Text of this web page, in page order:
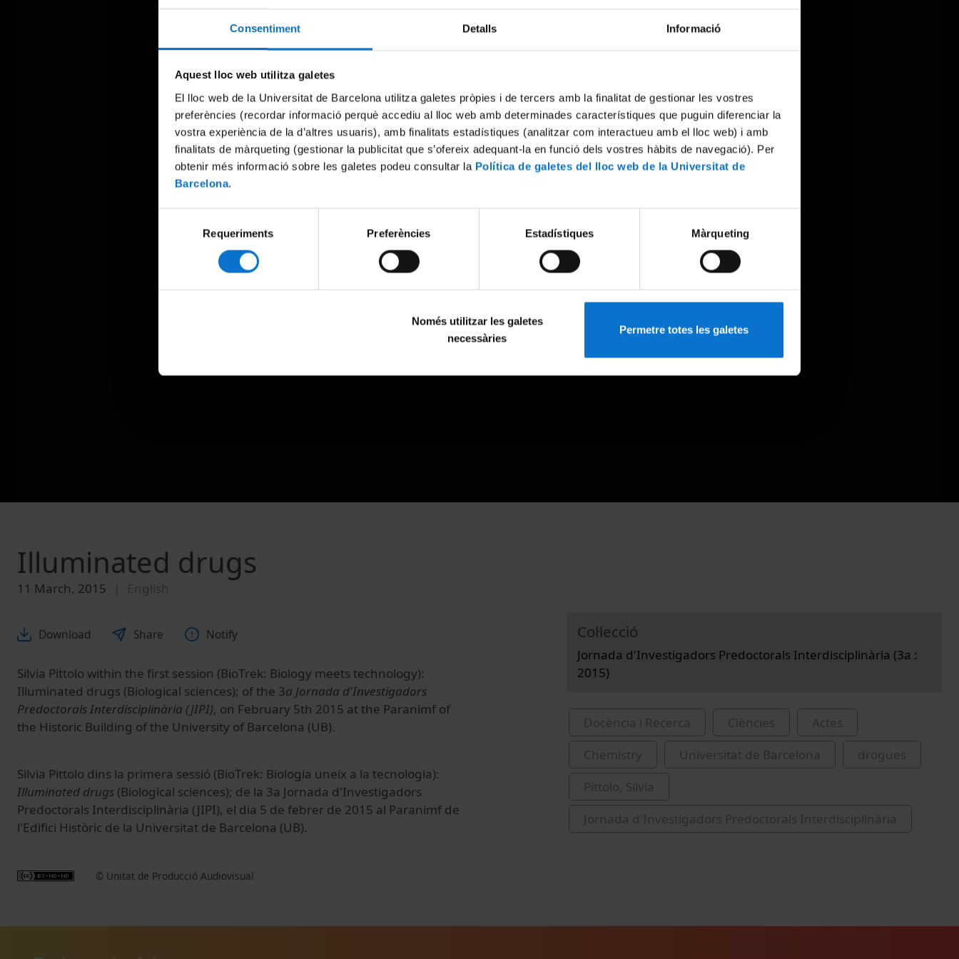
Consentiment Detalls Informació
Aquest lloc web utilitza galetes
El lloc web de la Universitat de Barcelona utilitza galetes pròpies i de tercers amb la finalitat de gestionar les vostres
preferències (recordar informació perquè accediu al lloc web amb determinades característiques que puguin diferenciar la
vostra experiència de la d’altres usuaris), amb finalitats estadístiques (analitzar com interactueu amb el lloc web) i amb
finalitats de màrqueting (gestionar la publicitat que s’ofereix adequant-la en funció dels vostres hàbits de navegació). Per
obtenir més informació sobre les galetes podeu consultar la Política de galetes del lloc web de la Universitat de
Barcelona.
consentiment
Requeriments Preferències Estadístiques Màrqueting
Només utilitzar les galetes
necessàries
Permetre totes les galetes
Try again
Illuminated drugs
11 March, 2015 English
Download Share Notify
Silvia Pittolo within the first session (BioTrek: Biology meets technology):
Illuminated drugs (Biological sciences); of the 3a Jornada d'Investigadors
Predoctorals Interdisciplinària (JIPI), on February 5th 2015 at the Paranimf of
the Historic Building of the University of Barcelona (UB).
Silvia Pittolo dins la primera sessió (BioTrek: Biologia uneix a la tecnologia):
Illuminated drugs (Biological sciences); de la 3a Jornada d'Investigadors
Predoctorals Interdisciplinària (JIPI), el dia 5 de febrer de 2015 al Paranimf de
l'Edifici Històric de la Universitat de Barcelona (UB).
© Unitat de Producció Audiovisual
Col·lecció
Jornada d'Investigadors Predoctorals Interdisciplinària (3a :
2015)
Docència i Recerca Ciències
Actes
Chemistry
Universitat de Barcelona
drogues
Pittolo, Silvia
Jornada d'Investigadors Predoctorals Interdisciplinària